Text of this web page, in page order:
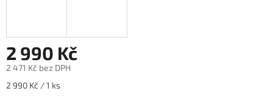
2 990 Kč
2 471 Kč bez DPH
Měrná
2 990 Kč / 1 ks